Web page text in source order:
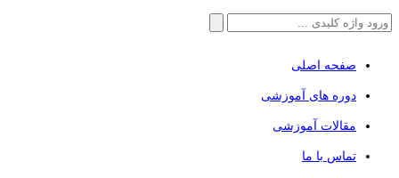
صفحه اصلی
دوره های آموزشی
مقالات آموزشی
تماس با ما